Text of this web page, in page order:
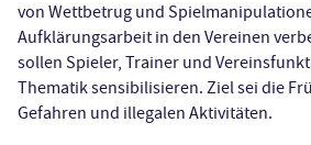
von Wettbetrug und
Aufklärungsarbeit in den Vereinen
sollen Spieler, Trainer und
Thematik sensibilisieren. Ziel sei die
Gefahren und illegalen Aktivitäten.